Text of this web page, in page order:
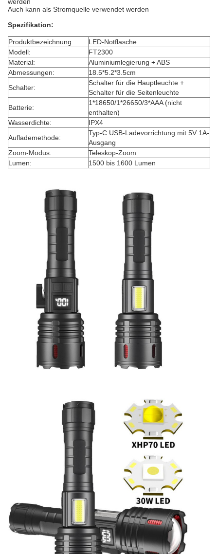
Auch kann als Stromquelle verwendet werden
Spezifikation:
Produktbezeichnung
LED-Notflasche
Modell:
FT2300
Material:
Aluminiumlegierung + ABS
Abmessungen:
18.5*5.2*3.5cm
Schalter:
Schalter für die Hauptleuchte +
Schalter für die Seitenleuchte
Batterie:
1*18650/1*26650/3*AAA (nicht
enthalten)
Wasserdichte:
IPX4
Auflademethode:
Typ-C USB-Ladevorrichtung mit 5V 1A-
Ausgang
Zoom-Modus:
Teleskop-Zoom
Lumen:
1500 bis 1600 Lumen